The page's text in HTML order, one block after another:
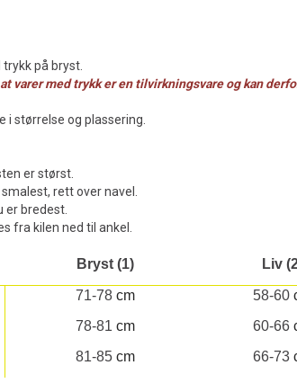
på bryst.
varer med trykk er en tilvirkningsvare og kan
i størrelse og plassering.
er størst.
rett over navel.
er bredest.
fra kilen ned til ankel.
Bryst (1) Liv
71-78 cm 58-60
78-81 cm 60-66
81-85 cm 66-73